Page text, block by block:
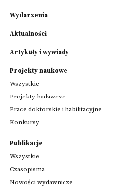
Wydarzenia
Aktualności
Artykuły i wywiady
Projekty naukowe
Wszystkie
Projekty badawcze
Prace doktorskie i habilitacyjne
Konkursy
Publikacje
Wszystkie
Czasopisma
Nowości wydawnicze